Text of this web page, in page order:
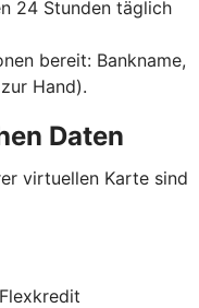
24 Stunden täglich
bereit: Bankname,
Hand).
Daten
virtuellen Karte sind